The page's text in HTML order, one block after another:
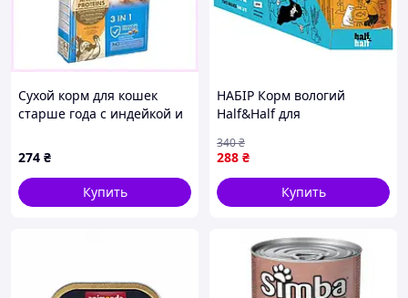
Сухой корм для кошек
старше года с индейкой и
88189M69TC
274 ₴
Купить
НАБІР Корм вологий
Half&Half для
білою рибою та морквою в
соусі 20+4 шт 85г.
288 ₴
340₴
Купить